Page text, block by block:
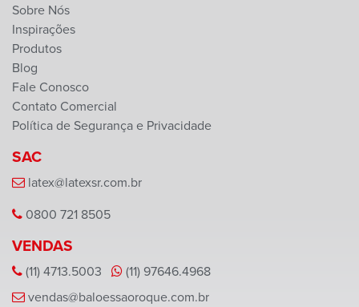
Sobre Nós
Inspirações
Produtos
Blog
Fale Conosco
Contato Comercial
Política de Segurança e Privacidade
SAC
latex@latexsr.com.br
0800 721 8505
VENDAS
(11) 4713.5003
(11) 97646.4968
vendas@baloessaoroque.com.br